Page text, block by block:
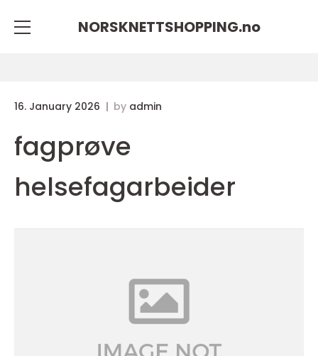
NORSKNETTSHOPPING.no
16. January 2026 by admin
fagprøve
helsefagarbeider